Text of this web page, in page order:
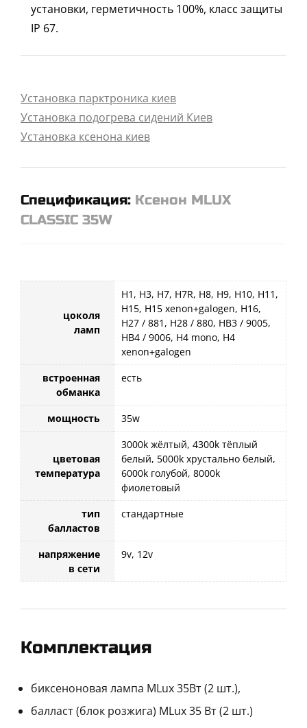
установки, герметичность 100%, класс защиты
IP 67.
Установка парктроника киев
Установка подогрева сидений Киев
Установка ксенона киев
Спецификация: Ксенон MLUX
CLASSIC 35W
цоколя
ламп
H1, H3, H7, H7R, H8, H9, H10, H11,
H15, H15 xenon+galogen, H16,
H27 / 881, H28 / 880, HB3 / 9005,
HB4 / 9006, H4 mono, H4
xenon+galogen
встроенная
обманка
есть
мощность 35w
цветовая
температура
3000k жёлтый, 4300k тёплый
белый, 5000k хрустально белый,
6000k голубой, 8000k
фиолетовый
тип
балластов
стандартные
напряжение
в сети
9v, 12v
Комплектация
биксеноновая лампа MLux 35Вт (2 шт.),
балласт (блок розжига) MLux 35 Вт (2 шт.)